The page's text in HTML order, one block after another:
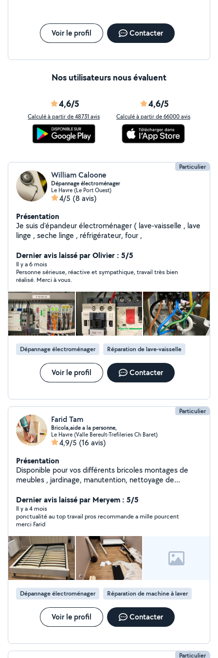
Voir le profil Contacter
Nos utilisateurs nous évaluent
4,6/5
Calculé à partir de 48731 avis
4,6/5
Calculé à partir de 66000 avis
Particulier
William Caloone
Dépannage électroménager
Le Havre (Le Port Ouest)
4/5 (8 avis)
Présentation
Je suis d'épandeur électroménager ( lave-vaisselle , lave
linge , seche linge , réfrigérateur, four ,
Dernier avis laissé par Olivier : 5/5
Il y a 6 mois
Personne sérieuse, réactive et sympathique, travail très bien
réalisé. Merci à vous.
Dépannage électroménager Réparation de lave-vaisselle
Voir le profil Contacter
Particulier
Farid Tam
Bricola,aide a la personne,
Le Havre (Valle Bereult-Trefileries Ch Baret)
4,9/5 (16 avis)
Présentation
Disponible pour vos différents bricoles montages de
meubles , jardinage, manutention, nettoyage de
Dernier avis laissé par Meryem : 5/5
Il y a 4 mois
ponctualité au top travail pros recommande a mille pourcent
merci Farid
Dépannage électroménager Réparation de machine à laver
Voir le profil Contacter
Particulier